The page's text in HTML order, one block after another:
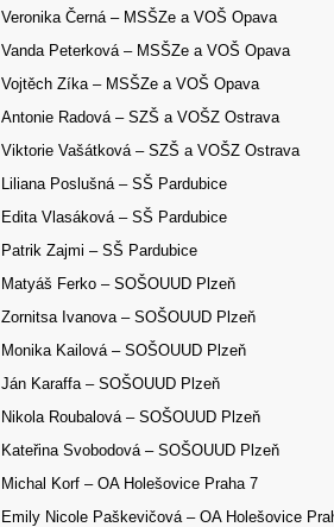
Veronika Černá – MSŠZe a VOŠ Opava
Vanda Peterková – MSŠZe a VOŠ Opava
Vojtěch Zíka – MSŠZe a VOŠ Opava
Antonie Radová – SZŠ a VOŠZ Ostrava
Viktorie Vašátková – SZŠ a VOŠZ Ostrava
Liliana Poslušná – SŠ Pardubice
Edita Vlasáková – SŠ Pardubice
Patrik Zajmi – SŠ Pardubice
Matyáš Ferko – SOŠOUUD Plzeň
Zornitsa Ivanova – SOŠOUUD Plzeň
Monika Kailová – SOŠOUUD Plzeň
Ján Karaffa – SOŠOUUD Plzeň
Nikola Roubalová – SOŠOUUD Plzeň
Kateřina Svobodová – SOŠOUUD Plzeň
Michal Korf – OA Holešovice Praha 7
Emily Nicole Paškevičová – OA Holešovice